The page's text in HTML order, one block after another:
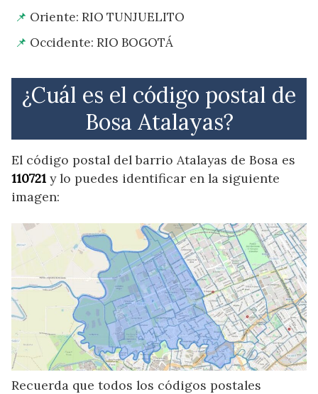
Oriente: RIO TUNJUELITO
Occidente: RIO BOGOTÁ
¿Cuál es el código postal de
Bosa Atalayas?
El código postal del barrio Atalayas de Bosa es
110721 y lo puedes identificar en la siguiente
imagen:
Recuerda que todos los códigos postales